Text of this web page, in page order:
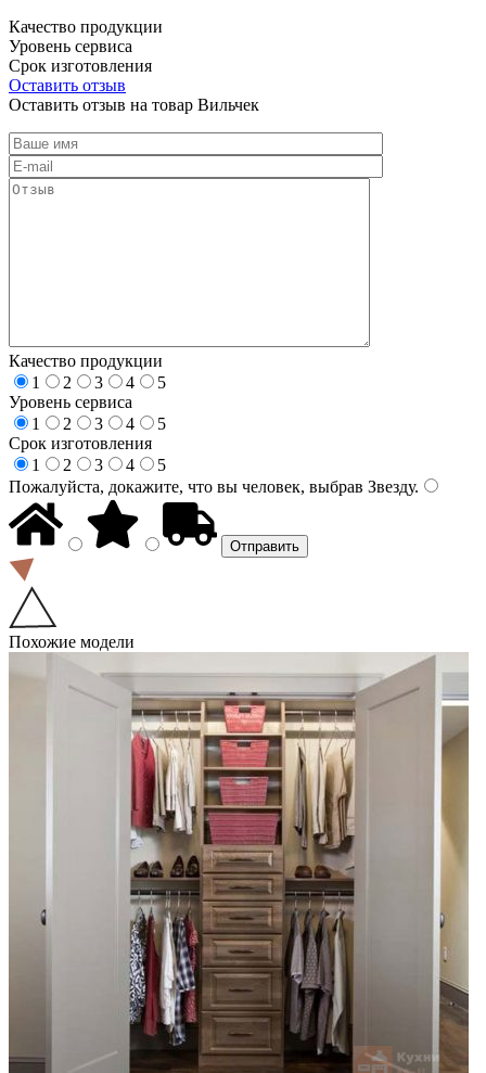
Качество продукции
Уровень сервиса
Срок изготовления
Оставить отзыв
Оставить отзыв на товар Вильчек
Качество продукции
1
2 3 4
5
Уровень сервиса
1
2 3 4
5
Срок изготовления
1
2 3 4
5
Пожалуйста, докажите, что вы человек, выбрав Звезду.
Похожие модели